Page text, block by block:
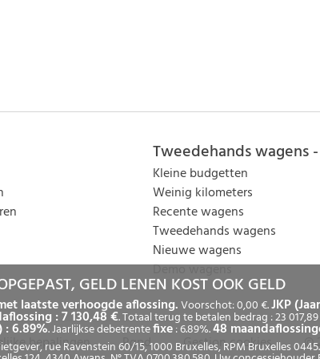
GELD LENEN KOST OOK GELD
laatste verhoogde aflossing.Voorschot: 0,00 €.JKP
: 7 130,48 €. Totaal terug te betalen bedrag : 23
: 6.89%. Jaarlijkse debetrentefixe: 6.89%.48
rue Ravenstein 60/15, 1000 Bruxelles, RPM Bruxelles
Tweedehands wagens
Kleine budgetten
Weinig kilometers
Recente wagens
Tweedehands wagens
Nieuwe wagens
Demo wagens
bepalingen Rgpd Gestion cookies ©